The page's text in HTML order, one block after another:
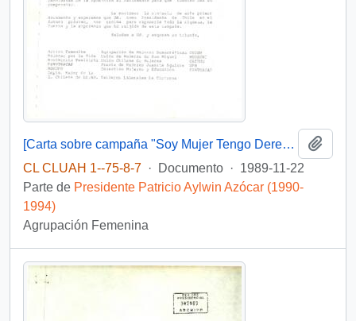
[Carta sobre campaña "Soy Mujer Tengo Derecho"]
CL CLUAH 1--75-8-7 · Documento · 1989-11-22
Parte de Presidente Patricio Aylwin Azócar (1990-
1994)
Agrupación Femenina